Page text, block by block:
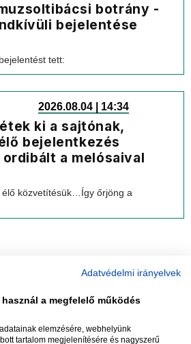
botrány -
bejelentése
tett:
2026.08.04 | 14:34
ki a sajtónak,
bejelentkezés
a melósaival
élő közvetítésük…Így őrjöng a
Adatvédelmi irányelvek
a megfelelő működés
elemzésére, webhelyünk
tartalom megjelenítésére és nagyszerű